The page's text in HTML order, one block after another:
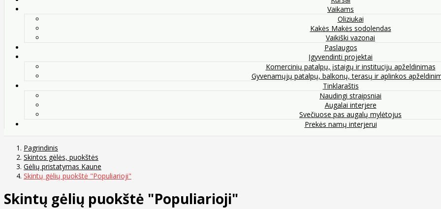
Vaikams
Oliziukai
Kakės Makės sodolendas
Vaikiški vazonai
Paslaugos
Įgyvendinti projektai
Komercinių patalpų, įstaigų ir institucijų apželdinimas
Gyvenamųjų patalpų, balkonų, terasų ir aplinkos
Tinklaraštis
Naudingi straipsniai
Augalai interjere
Svečiuose pas augalų mylėtojus
Prekės namų interjerui
Pagrindinis
Skintos gėlės, puokštės
Gėlių pristatymas Kaune
Skintų gėlių puokštė "Populiarioji"
Skintų gėlių puokštė "Populiarioji"